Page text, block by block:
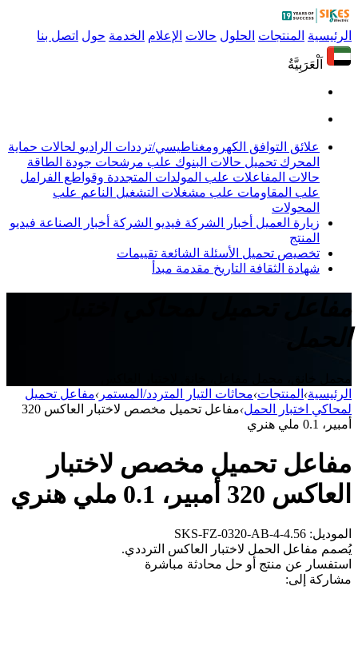
الرئيسية المنتجات الحلول حالات الإعلام الخدمة حول اتصل بنا
اَلْعَرَبِيَّةُ
علائق التوافق الكهرومغناطيسي/ترددات الراديو لحالات حماية
المحرك تحميل حالات البنوك علب مرشحات جودة الطاقة
حالات المفاعلات علب المولدات المتجددة وقواطع الفرامل
علب المقاومات علب مشغلات التشغيل الناعم علب
المحولات
زيارة العميل أخبار الشركة فيديو الشركة أخبار الصناعة فيديو
المنتج
تخصيص تحميل الأسئلة الشائعة تقييمات
شهادة الثقافة التاريخ مقدمة مبدأ
الرئيسية› المنتجات›محاثات التيار المتردد/المستمر ›مفاعل تحميل
لمحاكي اختبار الحمل›
مفاعل تحميل مخصص لاختبار العاكس 320
أمبير، 0.1 ملي هنري
مفاعل تحميل مخصص لاختبار
العاكس 320 أمبير، 0.1 ملي هنري
الموديل: SKS-FZ-0320-AB-4-4.56
يُصمم مفاعل الحمل لاختبار العاكس الترددي.
استفسار عن منتج أو حل محادثة مباشرة
مشاركة إلى: